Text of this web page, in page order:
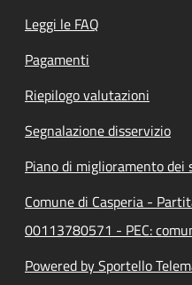
Leggi le FAQ
Pagamenti
Riepilogo valutazioni
Segnalazione disservizio
Piano di miglioramento dei
Comune di Casperia -
00113780571 - PEC:
Powered by Sportello